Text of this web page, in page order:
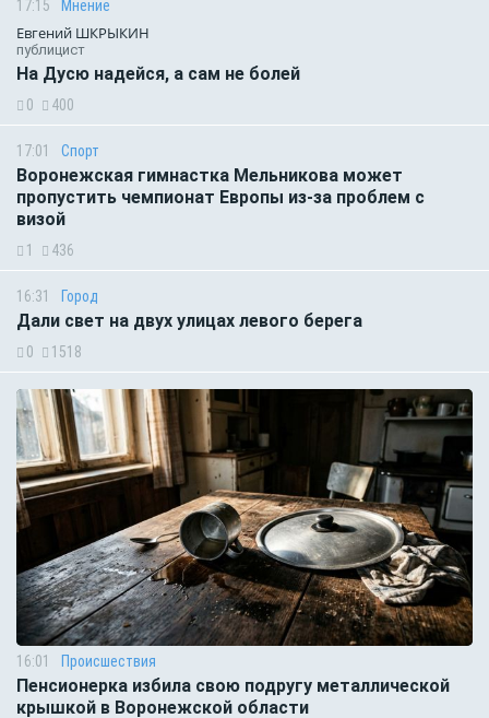
17:15 Мнение
Евгений ШКРЫКИН
публицист
На Дусю надейся, а сам не болей
0 400
17:01 Спорт
Воронежская гимнастка Мельникова может
пропустить чемпионат Европы из-за проблем с
визой
1 436
16:31 Город
Дали свет на двух улицах левого берега
0 1518
16:01 Происшествия
Пенсионерка избила свою подругу металлической
крышкой в Воронежской области